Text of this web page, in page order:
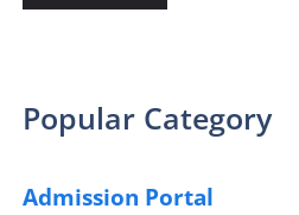
Popular Category
Admission Portal